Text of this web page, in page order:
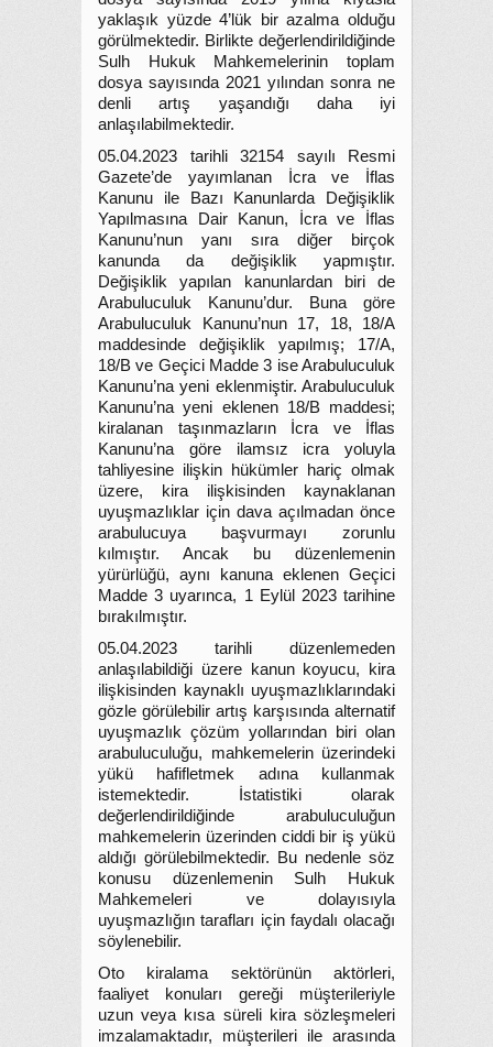
yaklaşık yüzde 4’lük bir azalma olduğu
görülmektedir. Birlikte değerlendirildiğinde
Sulh Hukuk Mahkemelerinin toplam
dosya sayısında 2021 yılından sonra ne
denli artış yaşandığı daha iyi
anlaşılabilmektedir.
05.04.2023 tarihli 32154 sayılı Resmi
Gazete’de yayımlanan İcra ve İflas
Kanunu ile Bazı Kanunlarda Değişiklik
Yapılmasına Dair Kanun, İcra ve İflas
Kanunu’nun yanı sıra diğer birçok
kanunda da değişiklik yapmıştır.
Değişiklik yapılan kanunlardan biri de
Arabuluculuk Kanunu’dur. Buna göre
Arabuluculuk Kanunu’nun 17, 18, 18/A
maddesinde değişiklik yapılmış; 17/A,
18/B ve Geçici Madde 3 ise Arabuluculuk
Kanunu’na yeni eklenmiştir. Arabuluculuk
Kanunu’na yeni eklenen 18/B maddesi;
kiralanan taşınmazların İcra ve İflas
Kanunu’na göre ilamsız icra yoluyla
tahliyesine ilişkin hükümler hariç olmak
üzere, kira ilişkisinden kaynaklanan
uyuşmazlıklar için dava açılmadan önce
arabulucuya başvurmayı zorunlu
kılmıştır. Ancak bu düzenlemenin
yürürlüğü, aynı kanuna eklenen Geçici
Madde 3 uyarınca, 1 Eylül 2023 tarihine
bırakılmıştır.
05.04.2023 tarihli düzenlemeden
anlaşılabildiği üzere kanun koyucu, kira
ilişkisinden kaynaklı uyuşmazlıklarındaki
gözle görülebilir artış karşısında alternatif
uyuşmazlık çözüm yollarından biri olan
arabuluculuğu, mahkemelerin üzerindeki
yükü hafifletmek adına kullanmak
istemektedir. İstatistiki olarak
değerlendirildiğinde arabuluculuğun
mahkemelerin üzerinden ciddi bir iş yükü
aldığı görülebilmektedir. Bu nedenle söz
konusu düzenlemenin Sulh Hukuk
Mahkemeleri ve dolayısıyla
uyuşmazlığın tarafları için faydalı olacağı
söylenebilir.
Oto kiralama sektörünün aktörleri,
faaliyet konuları gereği müşterileriyle
uzun veya kısa süreli kira sözleşmeleri
imzalamaktadır, müşterileri ile arasında